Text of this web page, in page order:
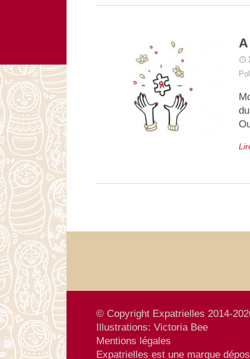
© Copyright Expatrielles 2014-
Illustrations: Victoria Bee
Mentions légales
Expatrielles est une marque